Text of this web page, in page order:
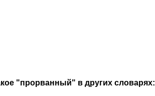
"прорванный" в других словарях: